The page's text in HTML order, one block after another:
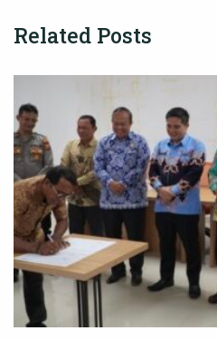
Related Posts